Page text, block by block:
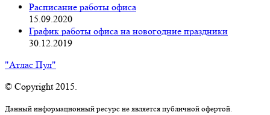
Расписание работы офиса
15.09.2020
График работы офиса на новогодние праздники
30.12.2019
"Атлас Пул"
© Copyright 2015.
Данный информационный ресурс не является публичной офертой.